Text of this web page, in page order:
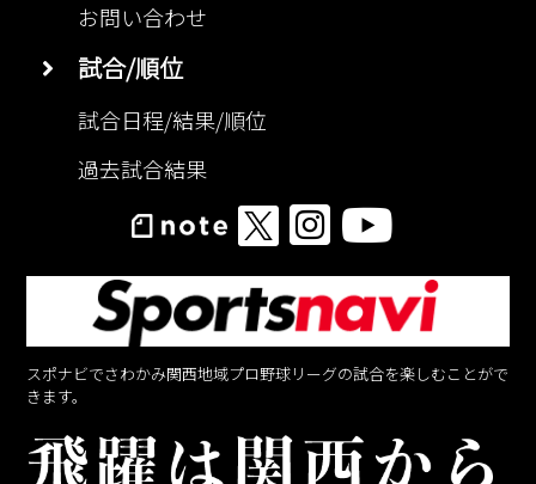
お問い合わせ
試合/順位
試合日程/結果/順位
過去試合結果
スポナビでさわかみ関西地域プロ野球リーグの試合を楽しむことがで
きます。